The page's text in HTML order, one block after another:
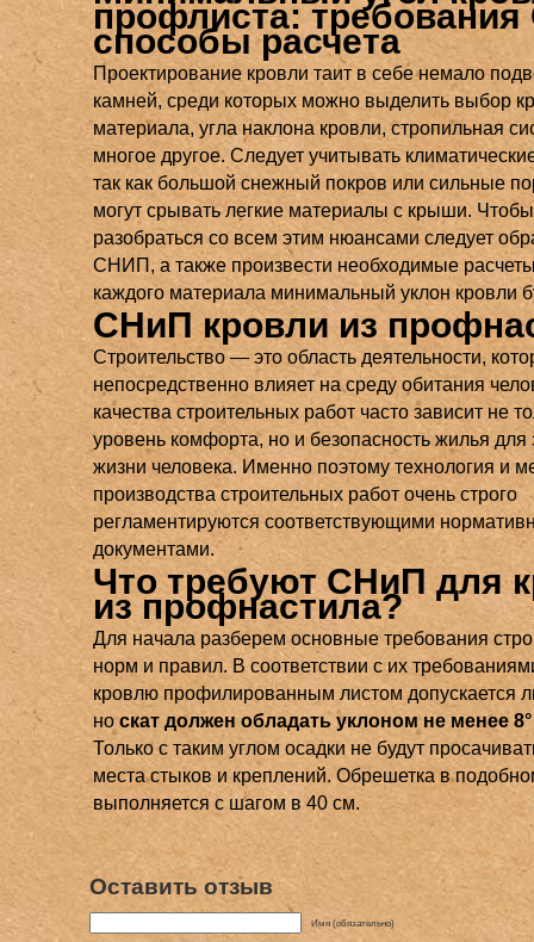
профлиста:
способы расчета
Проектирование кровли таит в себе немало
камней, среди которых можно выделить выбор
материала, угла наклона кровли, стропильная
многое другое. Следует учитывать
так как большой снежный покров или сильные
могут срывать легкие материалы с крыши. Чтобы
разобраться со всем этим нюансами следует
СНИП, а также произвести необходимые
каждого материала минимальный уклон кровли
СНиП кровли из
Строительство — это область деятельности,
непосредственно влияет на среду обитания
качества строительных работ часто зависит не
уровень комфорта, но и безопасность жилья для
жизни человека. Именно поэтому технология и
производства строительных работ очень строго
регламентируются соответствующими
документами.
Что требуют СНиП для
из профнастила?
Для начала разберем основные требования
норм и правил. В соответствии с их
кровлю профилированным листом допускается
носкат должен обладать уклоном не менее
Только с таким углом осадки не будут
места стыков и креплений. Обрешетка в
выполняется с шагом в 40 см.
Оставить отзыв
Имя (обязательно)